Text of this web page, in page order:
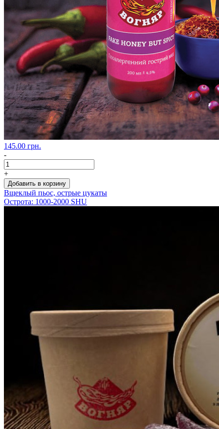
145.00 грн.
-
+
Добавить в корзину
Вщеклый пьос, острые цукаты
Острота: 1000-2000 SHU